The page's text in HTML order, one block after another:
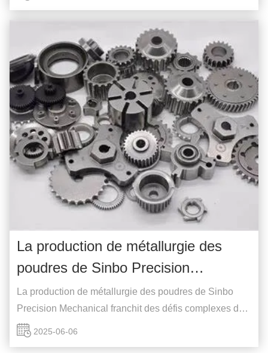
l'industrie depuis sa création en 2013.L...
La production de métallurgie des
poudres de Sinbo Precision
Mechanical surmonte les défis de
fabrication de pièces complexes
La production de métallurgie des poudres de Sinbo
Precision Mechanical franchit des défis complexes de
fabrication de piècesJe suis désolée. Au fur et à
2025-06-06